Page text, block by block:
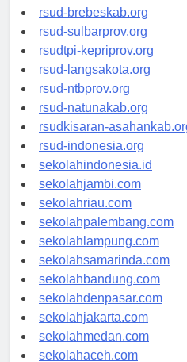
rsudkoja-jakarta.org
rsud-brebeskab.org
rsud-sulbarprov.org
rsudtpi-kepriprov.org
rsud-langsakota.org
rsud-ntbprov.org
rsud-natunakab.org
rsudkisaran-asahankab.org
rsud-indonesia.org
sekolahindonesia.id
sekolahjambi.com
sekolahriau.com
sekolahpalembang.com
sekolahlampung.com
sekolahsamarinda.com
sekolahbandung.com
sekolahdenpasar.com
sekolahjakarta.com
sekolahmedan.com